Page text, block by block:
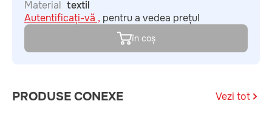
Material textil
Autentificați-vă , pentru a vedea prețul
în coș
PRODUSE CONEXE Vezi tot